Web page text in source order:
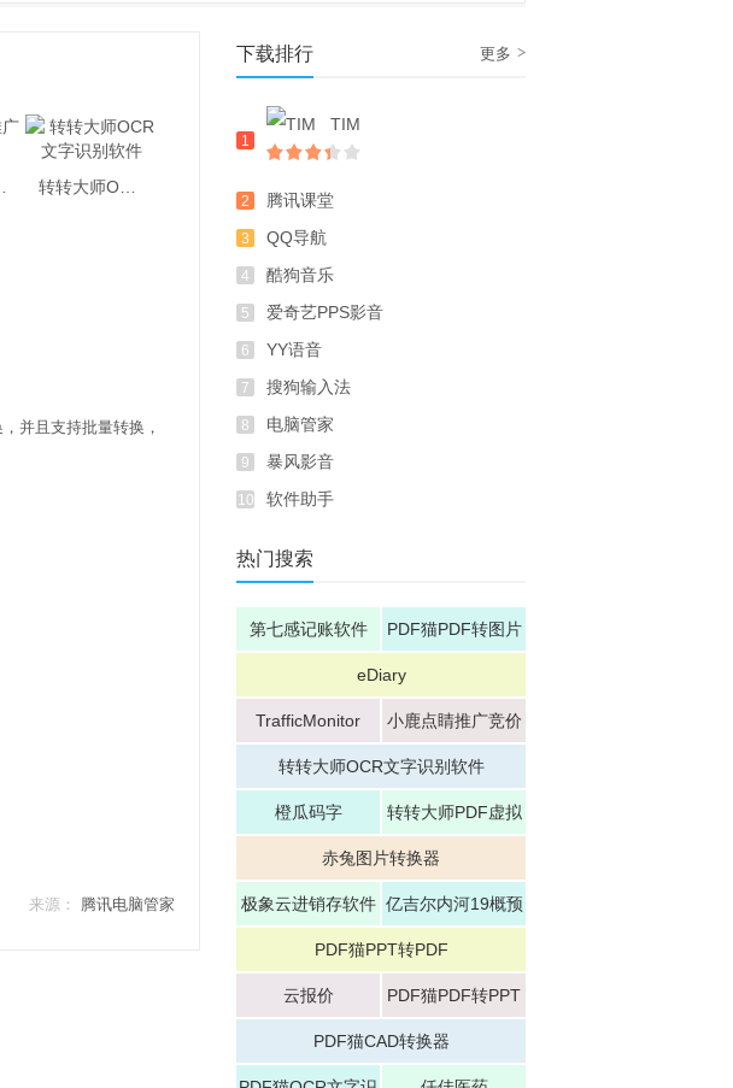
并且支持批量转换，
来源： 腾讯电脑管家
下载排行 更多 >
1
TIM
2 腾讯课堂
3 QQ导航
4 酷狗音乐
5 爱奇艺PPS影音
6 YY语音
7 搜狗输入法
8 电脑管家
9 暴风影音
10 软件助手
热门搜索
第七感记账软件 PDF猫PDF转图片
eDiary
TrafficMonitor 小鹿点睛推广竞价
软件
转转大师OCR文字识别软件
橙瓜码字 转转大师PDF虚拟
打印机
赤兔图片转换器
极象云进销存软件 亿吉尔内河19概预
算软件
PDF猫PPT转PDF
云报价 PDF猫PDF转PPT
PDF猫CAD转换器